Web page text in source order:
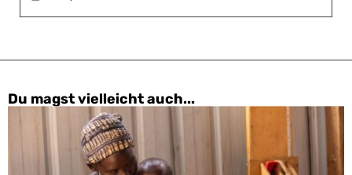
Du magst vielleicht auch...